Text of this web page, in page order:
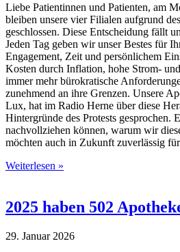
Liebe Patientinnen und Patienten, am
bleiben unsere vier Filialen aufgrund
geschlossen. Diese Entscheidung fällt
Jeden Tag geben wir unser Bestes für
Engagement, Zeit und persönlichem
Kosten durch Inflation, hohe Strom-
immer mehr bürokratische
zunehmend an ihre Grenzen. Unsere
Lux, hat im Radio Herne über diese
Hintergründe des Protests gesprochen.
nachvollziehen können, warum wir
möchten auch in Zukunft zuverlässig für
Weiterlesen »
2025 haben 502
29. Januar 2026